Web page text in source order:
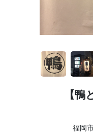
【鴨
福岡